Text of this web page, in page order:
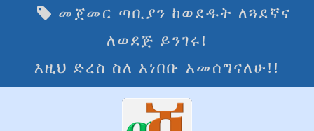
መጀመር ጣቢያን ከወደዱት ለጓደኛና
ለወደጅ ይንገሩ!
እዚህ ድረስ ስለ አነበቡ አመሰግናለሁ!!